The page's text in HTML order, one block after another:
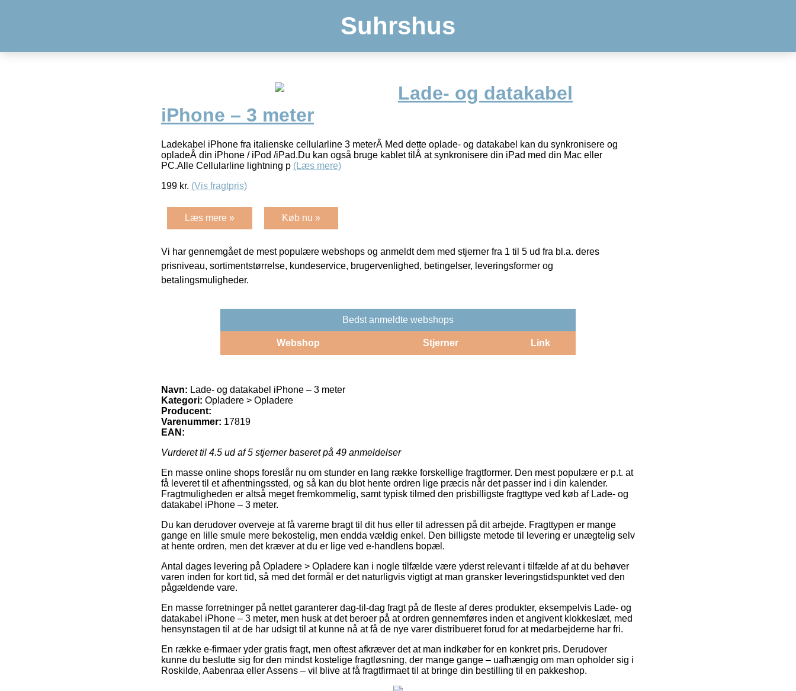
Suhrshus
Lade- og datakabel
iPhone – 3 meter
Ladekabel iPhone fra italienske cellularline 3 meterÂ Med dette oplade- og datakabel kan du synkronisere og
opladeÂ din iPhone / iPod /iPad.Du kan også bruge kablet tilÂ at synkronisere din iPad med din Mac eller
PC.Alle Cellularline lightning p (Læs mere)
199 kr. (Vis fragtpris)
Læs mere » Køb nu »
Vi har gennemgået de mest populære webshops og anmeldt dem med stjerner fra 1 til 5 ud fra bl.a. deres
prisniveau, sortimentstørrelse, kundeservice, brugervenlighed, betingelser, leveringsformer og
betalingsmuligheder.
Bedst anmeldte webshops
Webshop Stjerner Link
Navn: Lade- og datakabel iPhone – 3 meter
Kategori: Opladere > Opladere
Producent:
Varenummer: 17819
EAN:
Vurderet til 4.5 ud af 5 stjerner baseret på 49 anmeldelser
En masse online shops foreslår nu om stunder en lang række forskellige fragtformer. Den mest populære er p.t. at
få leveret til et afhentningssted, og så kan du blot hente ordren lige præcis når det passer ind i din kalender.
Fragtmuligheden er altså meget fremkommelig, samt typisk tilmed den prisbilligste fragttype ved køb af Lade- og
datakabel iPhone – 3 meter.
Du kan derudover overveje at få varerne bragt til dit hus eller til adressen på dit arbejde. Fragttypen er mange
gange en lille smule mere bekostelig, men endda vældig enkel. Den billigste metode til levering er unægtelig selv
at hente ordren, men det kræver at du er lige ved e-handlens bopæl.
Antal dages levering på Opladere > Opladere kan i nogle tilfælde være yderst relevant i tilfælde af at du behøver
varen inden for kort tid, så med det formål er det naturligvis vigtigt at man gransker leveringstidspunktet ved den
pågældende vare.
En masse forretninger på nettet garanterer dag-til-dag fragt på de fleste af deres produkter, eksempelvis Lade- og
datakabel iPhone – 3 meter, men husk at det beroer på at ordren gennemføres inden et angivent klokkeslæt, med
hensynstagen til at de har udsigt til at kunne nå at få de nye varer distribueret forud for at medarbejderne har fri.
En række e-firmaer yder gratis fragt, men oftest afkræver det at man indkøber for en konkret pris. Derudover
kunne du beslutte sig for den mindst kostelige fragtløsning, der mange gange – uafhængig om man opholder sig i
Roskilde, Aabenraa eller Assens – vil blive at få fragtfirmaet til at bringe din bestilling til en pakkeshop.